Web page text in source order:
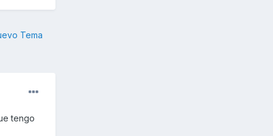
Tema
tengo